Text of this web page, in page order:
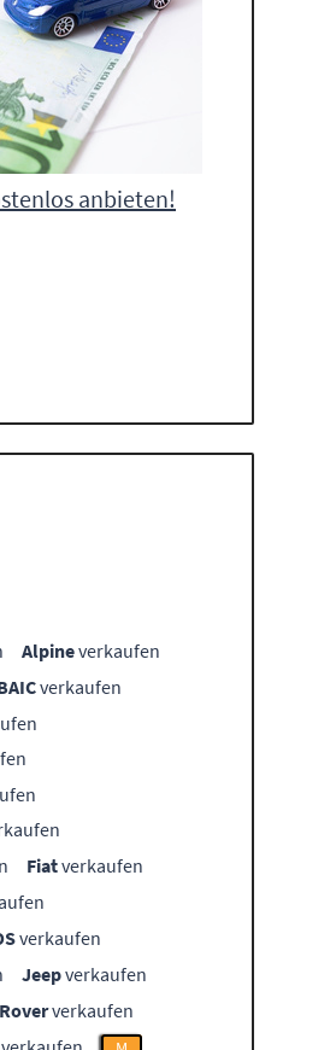
anbieten!
Alpineverkaufen
verkaufen
Fiatverkaufen
verkaufen
Jeepverkaufen
verkaufen